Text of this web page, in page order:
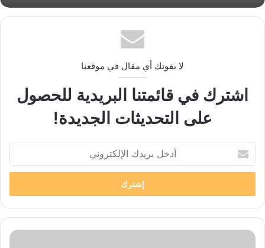
لا يفوتك أي مقال في موقعنا
اشترك في قائمتنا البريدية للحصول
على التحديثات الجديدة!
بريدك
الإلكتروني
الجرد